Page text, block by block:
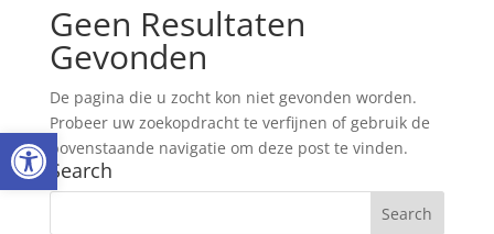
Open toolbar
Geen Resultaten
Gevonden
De pagina die u zocht kon niet gevonden worden.
Probeer uw zoekopdracht te verfijnen of gebruik de
bovenstaande navigatie om deze post te vinden.
Search